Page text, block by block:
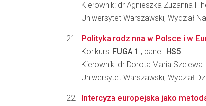
Kierownik: dr Agnieszka Zuzanna
Uniwersytet Warszawski, Wydział
Polityka rodzinna w Polsce i w
Konkurs: FUGA 1 , panel: HS5
Kierownik: dr Dorota Maria Szelewa
Uniwersytet Warszawski, Wydział
Intercyza europejska jako